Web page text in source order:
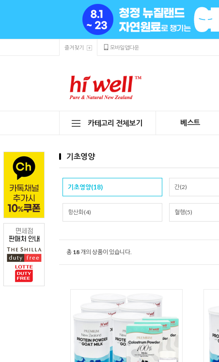
즐겨찾기 모바일앱다운
카테고리 전체보기 베스트
기초영양
기초영양(18) 간(2)
항산화(4) 혈행(5)
총 18 개의 상품이 있습니다.